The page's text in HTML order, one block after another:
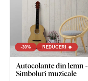
-30% REDUCERI 🔥
Autocolante din lemn -
Simboluri muzicale